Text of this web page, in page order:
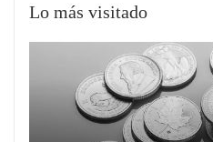
Lo más visitado